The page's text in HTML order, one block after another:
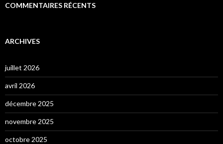
COMMENTAIRES RÉCENTS
ARCHIVES
juillet 2026
avril 2026
décembre 2025
novembre 2025
octobre 2025